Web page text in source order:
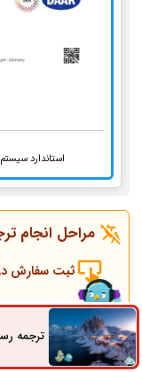
استاندارد
مراحل انجام
ثبت سفارش
ترجمهراه های ارتباطی